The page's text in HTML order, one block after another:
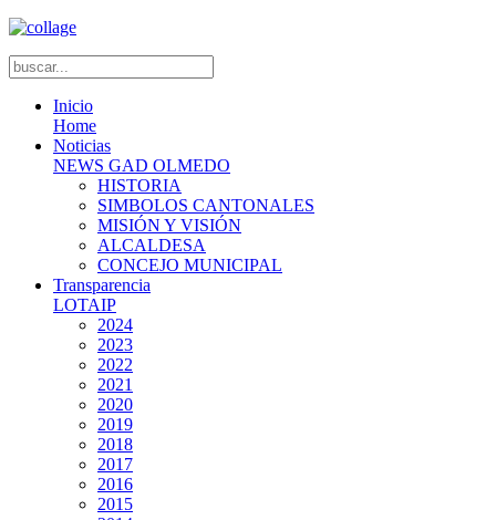
Inicio
Home
Noticias
NEWS GAD OLMEDO
HISTORIA
SIMBOLOS CANTONALES
MISIÓN Y VISIÓN
ALCALDESA
CONCEJO MUNICIPAL
Transparencia
LOTAIP
2024
2023
2022
2021
2020
2019
2018
2017
2016
2015